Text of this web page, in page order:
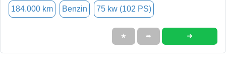
184.000 km Benzin 75 kw (102 PS)
★ ➦ ➜